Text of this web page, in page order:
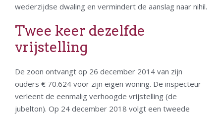
wederzijdse dwaling en vermindert de aanslag naar nihil.
Twee keer dezelfde
vrijstelling
De zoon ontvangt op 26 december 2014 van zijn
ouders € 70.624 voor zijn eigen woning. De inspecteur
verleent de eenmalig verhoogde vrijstelling (de
jubelton). Op 24 december 2018 volgt een tweede